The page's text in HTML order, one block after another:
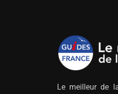
Le meilleur de